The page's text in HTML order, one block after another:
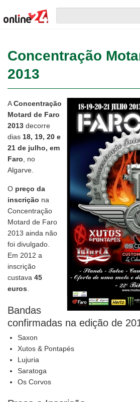
Concentração
2013
AConcentração
Motard de Faro
2013 decorre
dias 18, 19, 20 e
21 de julho, em
Faro , no
Algarve.
O preço da
inscrição na
Concentração
Motard de Faro
2013 ainda não
foi divulgado.
Em 2012 a
inscrição
custava 45
euros
Bandas
confirmadas na edição de
Saxon
Xutos & Pontapés
Lujuria
Saratoga
Os Corvos